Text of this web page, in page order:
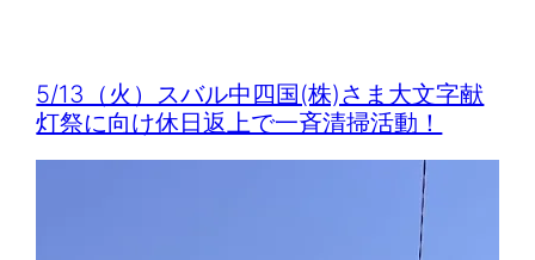
5/13（火）スバル中四国(株)さま大文字献
灯祭に向け休日返上で一斉清掃活動！